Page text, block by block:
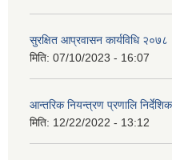
सुरक्षित आप्रवासन कार्यविधि २०७८
मिति: 07/10/2023 - 16:07
आन्तरिक नियन्त्रण प्रणालि
मिति: 12/22/2022 - 13:12